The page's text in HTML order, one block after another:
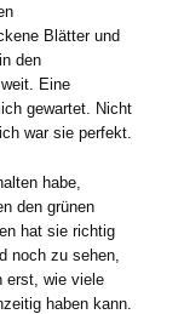
Blätter und
den
Eine
gewartet. Nicht
war sie perfekt.
habe,
den grünen
hat sie richtig
noch zu sehen,
erst, wie viele
haben kann.